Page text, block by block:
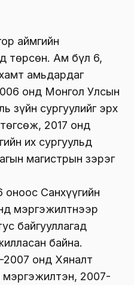
аймгийн
төрсөн. Ам бүл 6,
амьдардаг
онд Монгол Улсын
зүйн сургуулийг эрх
2017 онд
их сургуульд
магистрын зэрэг
Санхүүгийн
мэргэжилтнээр
байгууллагад
байна.
онд Хяналт
мэргэжилтэн, 2007-